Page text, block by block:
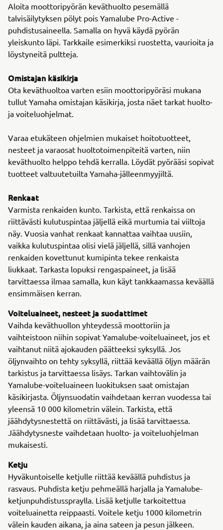
Aloita moottoripyörän keväthuolto pesemällä
talvisäilytyksen pölyt pois Yamalube Pro-Active -
puhdistusaineella. Samalla on hyvä käydä pyörän
yleiskunto läpi. Tarkkaile esimerkiksi ruostetta, vaurioita ja
löystyneitä pultteja.
Omistajan käsikirja
Ota keväthuoltoa varten esiin moottoripyöräsi mukana
tullut Yamaha omistajan käsikirja, josta näet tarkat huolto-
ja voiteluohjelmat.
Varaa etukäteen ohjelmien mukaiset hoitotuotteet,
nesteet ja varaosat huoltotoimenpiteitä varten, niin
keväthuolto helppo tehdä kerralla. Löydät pyörääsi sopivat
tuotteet valtuutetuilta Yamaha-jälleenmyyjiltä.
Renkaat
Varmista renkaiden kunto. Tarkista, että renkaissa on
riittävästi kulutuspintaa jäljellä eikä murtumia tai viiltoja
näy. Vuosia vanhat renkaat kannattaa vaihtaa uusiin,
vaikka kulutuspintaa olisi vielä jäljellä, sillä vanhojen
renkaiden kovettunut kumipinta tekee renkaista
liukkaat. Tarkasta lopuksi rengaspaineet, ja lisää
tarvittaessa ilmaa samalla, kun käyt tankkaamassa keväällä
ensimmäisen kerran.
Voiteluaineet, nesteet ja suodattimet
Vaihda keväthuollon yhteydessä moottoriin ja
vaihteistoon niihin sopivat Yamalube-voiteluaineet, jos et
vaihtanut niitä ajokauden päätteeksi syksyllä. Jos
öljynvaihto on tehty syksyllä, riittää keväällä öljyn määrän
tarkistus ja tarvittaessa lisäys. Tarkan vaihtovälin ja
Yamalube-voiteluaineen luokituksen saat omistajan
käsikirjasta. Öljynsuodatin vaihdetaan kerran vuodessa tai
yleensä 10 000 kilometrin välein. Tarkista, että
jäähdytysnestettä on riittävästi, ja lisää tarvittaessa.
Jäähdytysneste vaihdetaan huolto- ja voiteluohjelman
mukaisesti.
Ketju
Hyväkuntoiselle ketjulle riittää keväällä puhdistus ja
rasvaus. Puhdista ketju pehmeällä harjalla ja Yamalube-
ketjunpuhdistusspraylla. Lisää ketjulle tarkoitettua
voiteluainetta reippaasti. Voitele ketju 1000 kilometrin
välein kauden aikana, ja aina sateen ja pesun jälkeen.